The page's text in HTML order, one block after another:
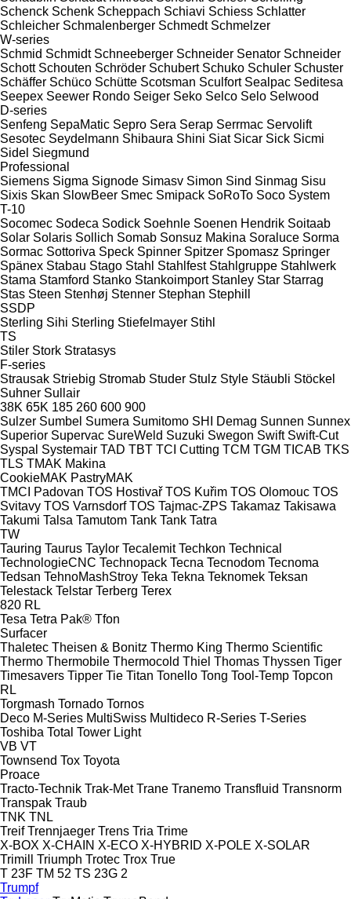
Schenck Schenk Scheppach Schiavi Schiess Schlatter
Schleicher Schmalenberger Schmedt Schmelzer
W-series
Schmid Schmidt Schneeberger Schneider Senator Schneider
Schott Schouten Schröder Schubert Schuko Schuler Schuster
Schäffer Schüco Schütte Scotsman Sculfort Sealpac Seditesa
Seepex Seewer Rondo Seiger Seko Selco Selo Selwood
D-series
Senfeng SepaMatic Sepro Sera Serap Serrmac Servolift
Sesotec Seydelmann Shibaura Shini Siat Sicar Sick Sicmi
Sidel Siegmund
Professional
Siemens Sigma Signode Simasv Simon Sind Sinmag Sisu
Sixis Skan SlowBeer Smec Smipack SoRoTo Soco System
T-10
Socomec Sodeca Sodick Soehnle Soenen Hendrik Soitaab
Solar Solaris Sollich Somab Sonsuz Makina Soraluce Sorma
Sormac Sottoriva Speck Spinner Spitzer Spomasz Springer
Spänex Stabau Stago Stahl Stahlfest Stahlgruppe Stahlwerk
Stama Stamford Stanko Stankoimport Stanley Star Starrag
Stas Steen Stenhøj Stenner Stephan Stephill
SSDP
Sterling Sihi Sterling Stiefelmayer Stihl
TS
Stiler Stork Stratasys
F-series
Strausak Striebig Stromab Studer Stulz Style Stäubli Stöckel
Suhner Sullair
38K 65K 185 260 600 900
Sulzer Sumbel Sumera Sumitomo SHI Demag Sunnen Sunnex
Superior Supervac SureWeld Suzuki Swegon Swift Swift-Cut
Syspal Systemair TAD TBT TCI Cutting TCM TGM TICAB TKS
TLS TMAK Makina
CookieMAK PastryMAK
TMCI Padovan TOS Hostivař TOS Kuřim TOS Olomouc TOS
Svitavy TOS Varnsdorf TOS Tajmac-ZPS Takamaz Takisawa
Takumi Talsa Tamutom Tank Tank Tatra
TW
Tauring Taurus Taylor Tecalemit Techkon Technical
TechnologieCNC Technopack Tecna Tecnodom Tecnoma
Tedsan TehnoMashStroy Teka Tekna Teknomek Teksan
Telestack Telstar Terberg Terex
820 RL
Tesa Tetra Pak® Tfon
Surfacer
Thaletec Theisen & Bonitz Thermo King Thermo Scientific
Thermo Thermobile Thermocold Thiel Thomas Thyssen Tiger
Timesavers Tipper Tie Titan Tonello Tong Tool-Temp Topcon
RL
Torgmash Tornado Tornos
Deco M-Series MultiSwiss Multideco R-Series T-Series
Toshiba Total Tower Light
VB VT
Townsend Tox Toyota
Proace
Tracto-Technik Trak-Met Trane Tranemo Transfluid Transnorm
Transpak Traub
TNK TNL
Treif Trennjaeger Trens Tria Trime
X-BOX X-CHAIN X-ECO X-HYBRID X-POLE X-SOLAR
Trimill
Triumph Trotec Trox True
T 23F TM 52 TS 23G 2
Trumpf